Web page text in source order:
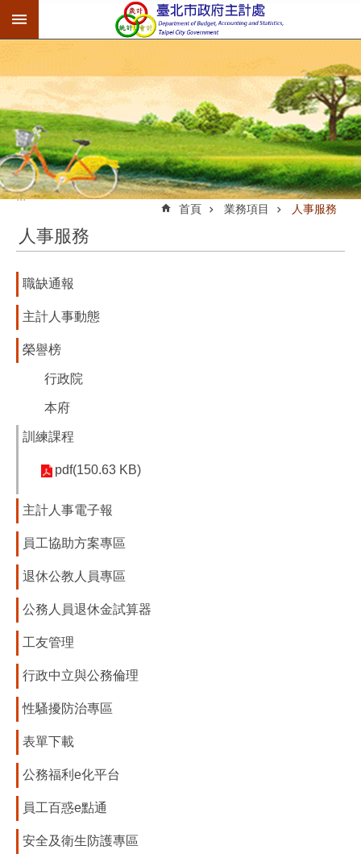
跳到主要內容區塊
:::
首頁 業務項目 人事服務
人事服務
職缺通報
主計人事動態
榮譽榜
行政院
本府
訓練課程
pdf(150.63 KB)
主計人事電子報
員工協助方案專區
退休公教人員專區
公務人員退休金試算器
工友管理
行政中立與公務倫理
性騷擾防治專區
表單下載
公務福利e化平台
員工百惑e點通
安全及衛生防護專區